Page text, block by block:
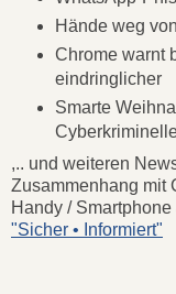
Hände weg
Chrome warnt
eindringlicher
Smarte
,.. und weiteren
Zusammenhang mit
Handy /
"Sicher • Informiert"